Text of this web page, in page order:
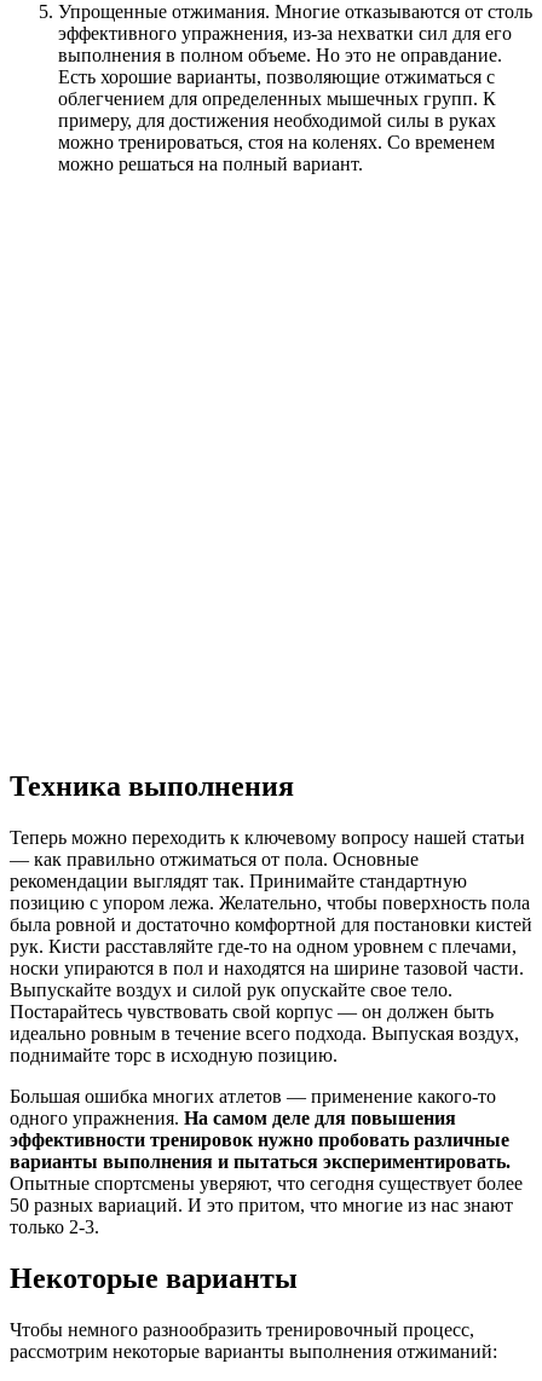
Упрощенные отжимания. Многие отказываются от столь
эффективного упражнения, из-за нехватки сил для его
выполнения в полном объеме. Но это не оправдание.
Есть хорошие варианты, позволяющие отжиматься с
облегчением для определенных мышечных групп. К
примеру, для достижения необходимой силы в руках
можно тренироваться, стоя на коленях. Со временем
можно решаться на полный вариант.
Техника выполнения
Теперь можно переходить к ключевому вопросу нашей статьи
— как правильно отжиматься от пола. Основные
рекомендации выглядят так. Принимайте стандартную
позицию с упором лежа. Желательно, чтобы поверхность пола
была ровной и достаточно комфортной для постановки кистей
рук. Кисти расставляйте где-то на одном уровнем с плечами,
носки упираются в пол и находятся на ширине тазовой части.
Выпускайте воздух и силой рук опускайте свое тело.
Постарайтесь чувствовать свой корпус — он должен быть
идеально ровным в течение всего подхода. Выпуская воздух,
поднимайте торс в исходную позицию.
Большая ошибка многих атлетов — применение какого-то
одного упражнения. На самом деле для повышения
эффективности тренировок нужно пробовать различные
варианты выполнения и пытаться экспериментировать.
Опытные спортсмены уверяют, что сегодня существует более
50 разных вариаций. И это притом, что многие из нас знают
только 2-3.
Некоторые варианты
Чтобы немного разнообразить тренировочный процесс,
рассмотрим некоторые варианты выполнения отжиманий: